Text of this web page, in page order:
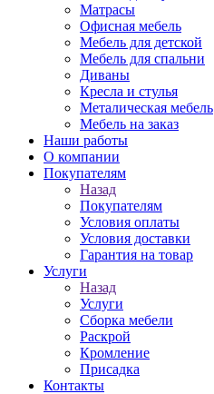
Матрасы
Офисная мебель
Мебель для детской
Мебель для спальни
Диваны
Кресла и стулья
Металическая мебель
Мебель на заказ
Наши работы
О компании
Покупателям
Назад
Покупателям
Условия оплаты
Условия доставки
Гарантия на товар
Услуги
Назад
Услуги
Сборка мебели
Раскрой
Кромление
Присадка
Контакты